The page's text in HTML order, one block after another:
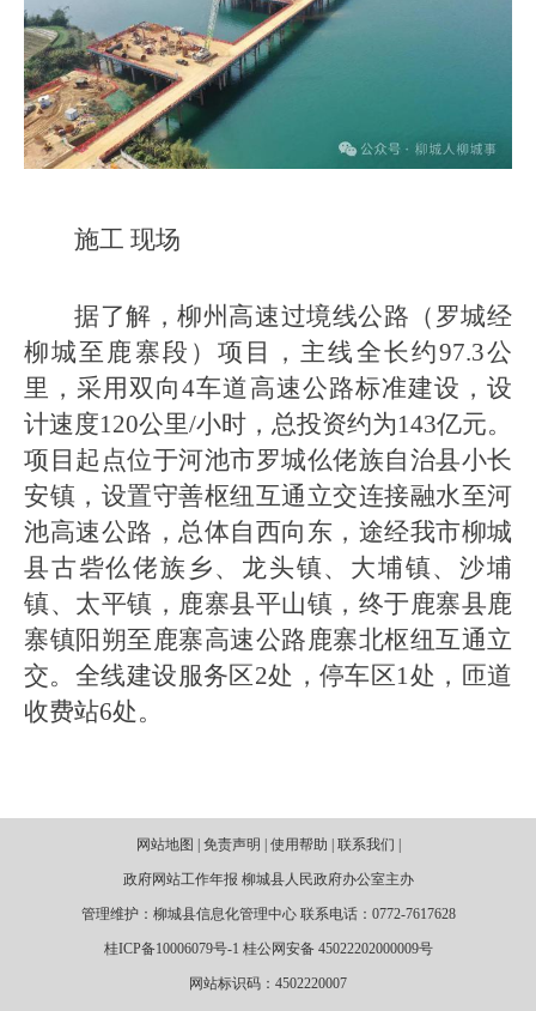
施工 现场
据了解，柳州高速过境线公路（罗城经
柳城至鹿寨段）项目，主线全长约97.3公
里，采用双向4车道高速公路标准建设，设
计速度120公里/小时，总投资约为143亿元。
项目起点位于河池市罗城仫佬族自治县小长
安镇，设置守善枢纽互通立交连接融水至河
池高速公路，总体自西向东，途经我市柳城
县古砦仫佬族乡、龙头镇、大埔镇、沙埔
镇、太平镇，鹿寨县平山镇，终于鹿寨县鹿
寨镇阳朔至鹿寨高速公路鹿寨北枢纽互通立
交。全线建设服务区2处，停车区1处，匝道
收费站6处。
网站地图 | 免责声明 | 使用帮助 | 联系我们 |
政府网站工作年报 柳城县人民政府办公室主办
管理维护：柳城县信息化管理中心 联系电话：0772-7617628
桂ICP备10006079号-1 桂公网安备 45022202000009号
网站标识码：4502220007